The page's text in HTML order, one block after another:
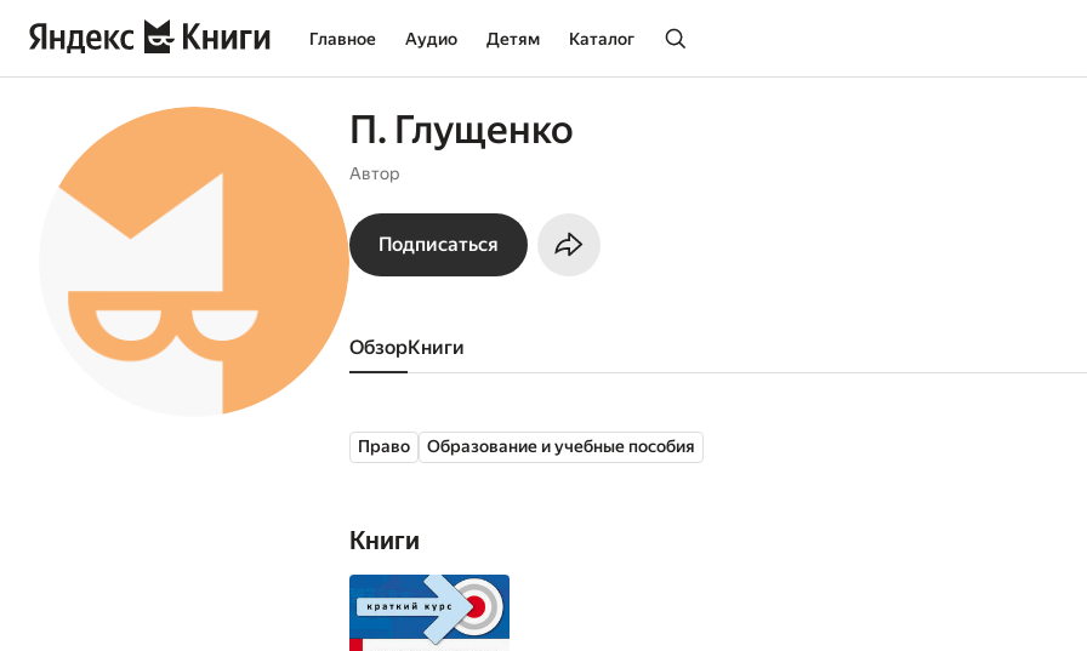
Главное Аудио Детям Каталог
П. Глущенко
Автор
Подписаться
Обзор книги
Право Образование и учебные пособия
Книги